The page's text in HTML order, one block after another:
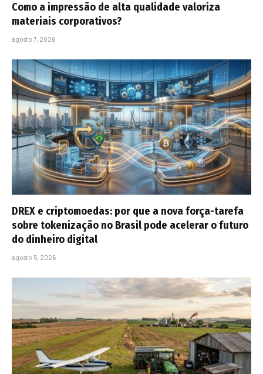
Como a impressão de alta qualidade valoriza
materiais corporativos?
agosto 7, 2026
DREX e criptomoedas: por que a nova força-tarefa
sobre tokenização no Brasil pode acelerar o futuro
do dinheiro digital
agosto 5, 2026